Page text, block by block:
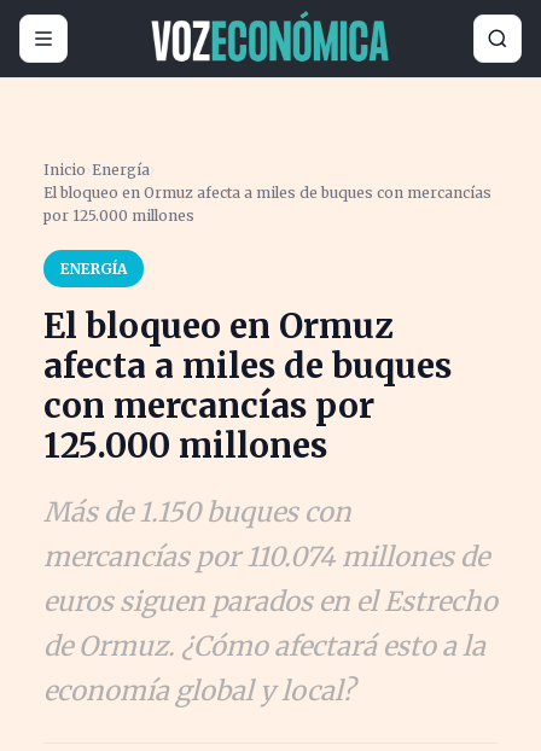
Inicio ›Energía›
El bloqueo en Ormuz afecta a miles de buques con mercancías
por 125.000 millones
ENERGÍA
El bloqueo en Ormuz
afecta a miles de buques
con mercancías por
125.000 millones
Más de 1.150 buques con
mercancías por 110.074 millones de
euros siguen parados en el Estrecho
de Ormuz. ¿Cómo afectará esto a la
economía global y local?